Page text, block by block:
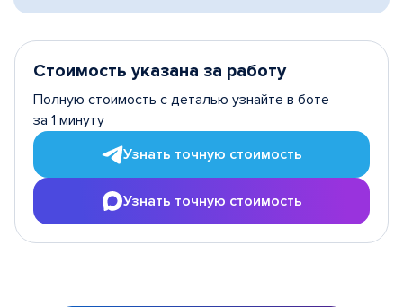
Стоимость указана за работу
Полную стоимость с деталью узнайте в боте
за 1 минуту
Узнать точную стоимость
Узнать точную стоимость